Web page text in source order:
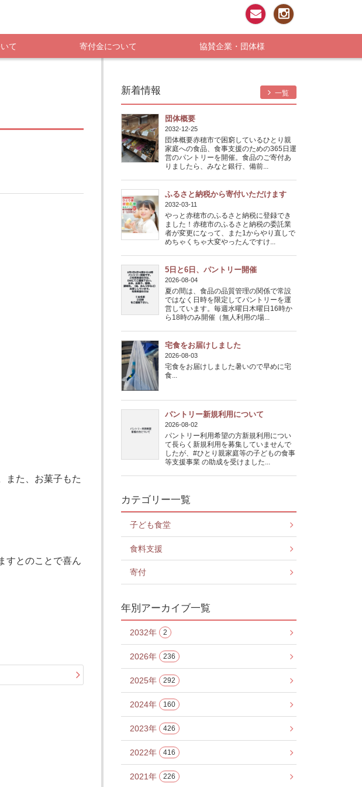
お問い合わせInstagram
て 寄付金について 協賛企業・団体様
また、お菓子もた
すとのことで喜ん
新着情報 一覧
団体概要
2032-12-25
団体概要赤穂市で困窮しているひとり親
家庭への食品、食事支援のための365日運
営のパントリーを開催。食品のご寄付あ
りましたら、みなと銀行、備前...
ふるさと納税から寄付いただけます
2032-03-11
やっと赤穂市のふるさと納税に登録でき
ました！赤穂市のふるさと納税の委託業
者が変更になって、また1からやり直しで
めちゃくちゃ大変やったんですけ...
5日と6日、パントリー開催
2026-08-04
夏の間は、食品の品質管理の関係で常設
ではなく日時を限定してパントリーを運
営しています。毎週水曜日木曜日16時か
ら18時のみ開催（無人利用の場...
宅食をお届けしました
2026-08-03
宅食をお届けしました暑いので早めに宅
食...
パントリー新規利用について
2026-08-02
パントリー利用希望の方新規利用につい
て長らく新規利用を募集していませんで
したが、#ひとり親家庭等の子どもの食事
等支援事業 の助成を受けました...
カテゴリー一覧
子ども食堂
食料支援
寄付
年別アーカイブ一覧
2032年 2
2026年 236
2025年 292
2024年 160
2023年 426
2022年 416
2021年 226